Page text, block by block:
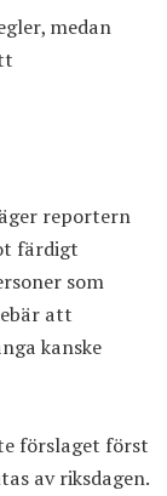
medan
reportern
färdigt
som
att
kanske
förslaget först
av riksdagen.